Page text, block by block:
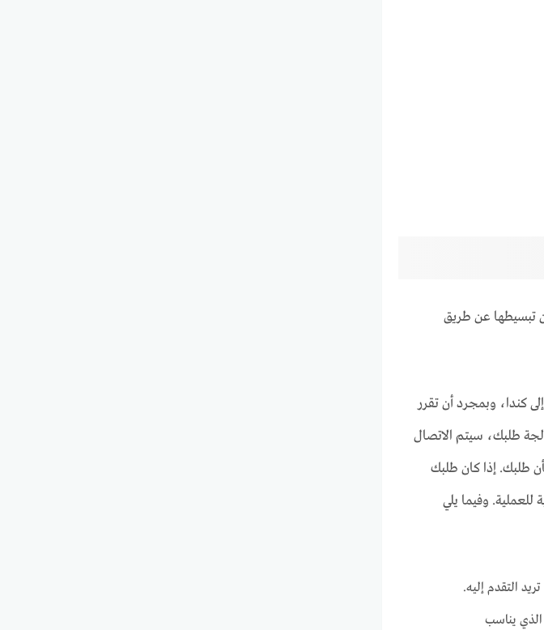
تبسيطها عن طريق
كندا، وبمجرد أن تقرر
طلبك، سيتم الاتصال
طلبك. إذا كان طلبك
وفيما يلي
التقدم إليه.
الذي يناسب